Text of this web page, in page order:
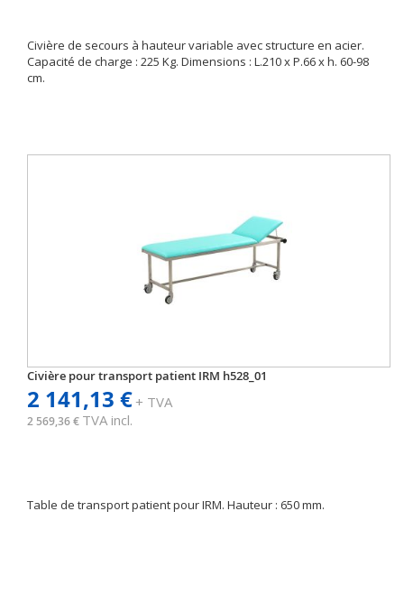
Civière de secours à hauteur variable avec structure en acier.
Capacité de charge : 225 Kg. Dimensions : L.210 x P.66 x h. 60-98
cm.
Civière pour transport patient IRM h528_01
2 141,13 €+ TVA
2 569,36 € TVA incl.
Table de transport patient pour IRM. Hauteur : 650 mm.